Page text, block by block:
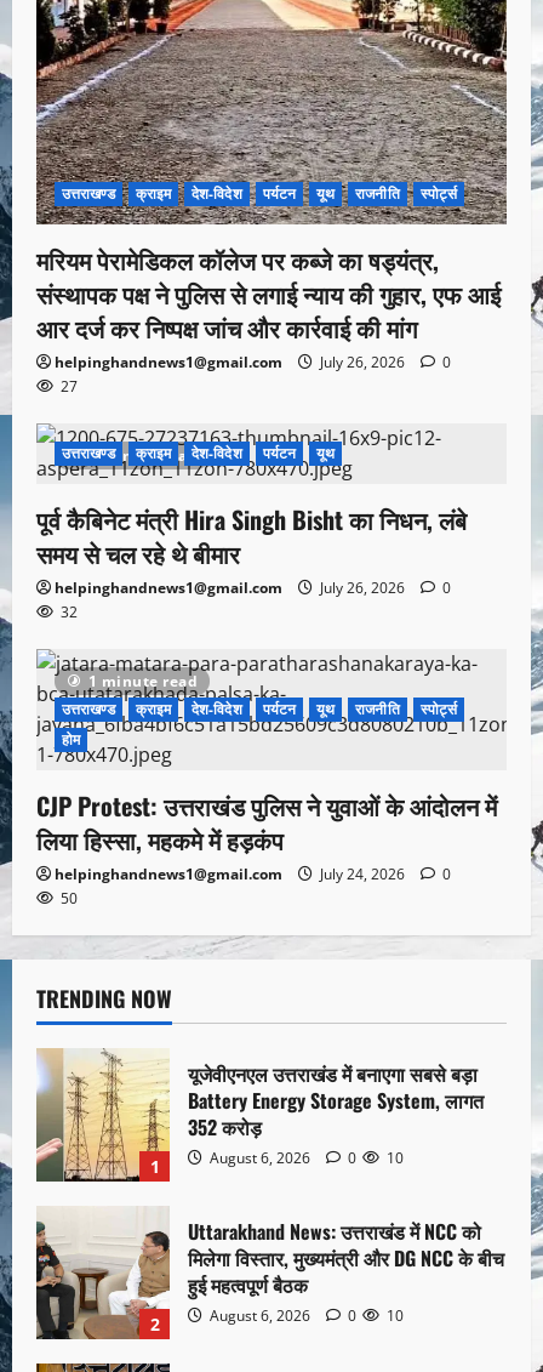
उत्तराखण्ड क्राइम देश-विदेश पर्यटन यूथ राजनीति स्पोर्ट्स
मरियम पेरामेडिकल कॉलेज पर कब्जे का षड्यंत्र,
संस्थापक पक्ष ने पुलिस से लगाई न्याय की गुहार, एफ आई
आर दर्ज कर निष्पक्ष जांच और कार्रवाई की मांग
helpinghandnews1@gmail.com July 26, 2026
0
27
1 minute read
उत्तराखण्ड क्राइम देश-विदेश पर्यटन यूथ
पूर्व कैबिनेट मंत्री Hira Singh Bisht का निधन, लंबे
समय से चल रहे थे बीमार
helpinghandnews1@gmail.com July 26, 2026
0
32
1 minute read
उत्तराखण्ड
क्राइम देश-विदेश पर्यटन यूथ राजनीति
स्पोर्ट्स
होम
CJP Protest: उत्तराखंड पुलिस ने युवाओं के आंदोलन में
लिया हिस्सा, महकमे में हड़कंप
helpinghandnews1@gmail.com July 24, 2026
0
50
TRENDING NOW
1
यूजेवीएनएल उत्तराखंड में बनाएगा सबसे बड़ा
Battery Energy Storage System, लागत
352 करोड़
August 6, 2026 0 10
2
Uttarakhand News: उत्तराखंड में NCC को
मिलेगा विस्तार, मुख्यमंत्री और DG NCC के बीच
हुई महत्वपूर्ण बैठक
August 6, 2026 0 10